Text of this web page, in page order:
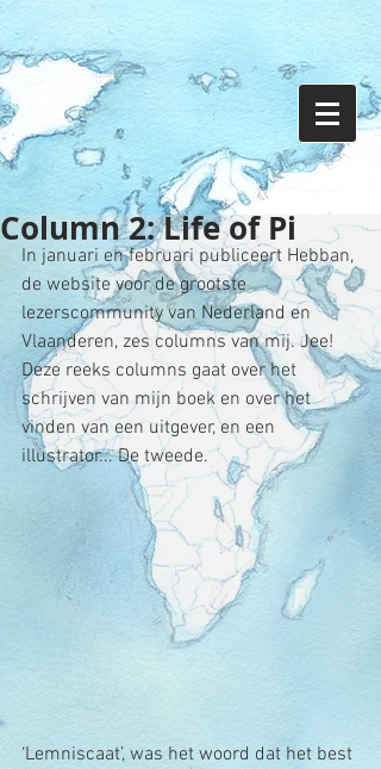
Column 2: Life of Pi
In januari en februari publiceert Hebban,
de website voor de grootste
lezerscommunity van Nederland en
Vlaanderen, zes columns van mij. Jee!
Deze reeks columns gaat over het
schrijven van mijn boek en over het
vinden van een uitgever, en een
illustrator... De tweede.
‘Lemniscaat’, was het woord dat het best